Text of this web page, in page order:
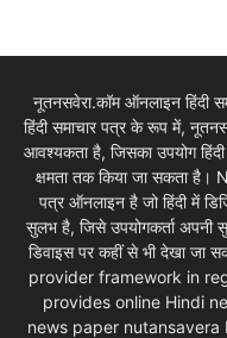
नूतनसवेरा.कॉम ऑनलाइन हिंदी
हिंदी समाचार पत्र के रूप में,
आवश्यकता है, जिसका उपयोग हिंदी
क्षमता तक किया जा सकता है।
पत्र ऑनलाइन है जो हिंदी में
सुलभ है, जिसे उपयोगकर्ता अपनी
डिवाइस पर कहीं से भी देखा
provider framework in
provides online Hindi
news paper